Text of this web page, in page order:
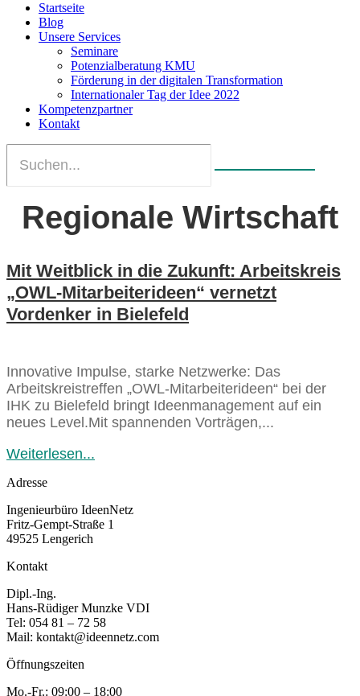
Startseite
Blog
Unsere Services
Seminare
Potenzialberatung KMU
Förderung in der digitalen Transformation
Internationaler Tag der Idee 2022
Kompetenzpartner
Kontakt
Regionale Wirtschaft
Mit Weitblick in die Zukunft: Arbeitskreis
„OWL-Mitarbeiterideen“ vernetzt
Vordenker in Bielefeld
Innovative Impulse, starke Netzwerke: Das
Arbeitskreistreffen „OWL-Mitarbeiterideen“ bei der
IHK zu Bielefeld bringt Ideenmanagement auf ein
neues Level.Mit spannenden Vorträgen,...
Weiterlesen...
Adresse
Ingenieurbüro IdeenNetz
Fritz-Gempt-Straße 1
49525 Lengerich
Kontakt
Dipl.-Ing.
Hans-Rüdiger Munzke VDI
Tel: 054 81 – 72 58
Mail: kontakt@ideennetz.com
Öffnungszeiten
Mo.-Fr.: 09:00 – 18:00